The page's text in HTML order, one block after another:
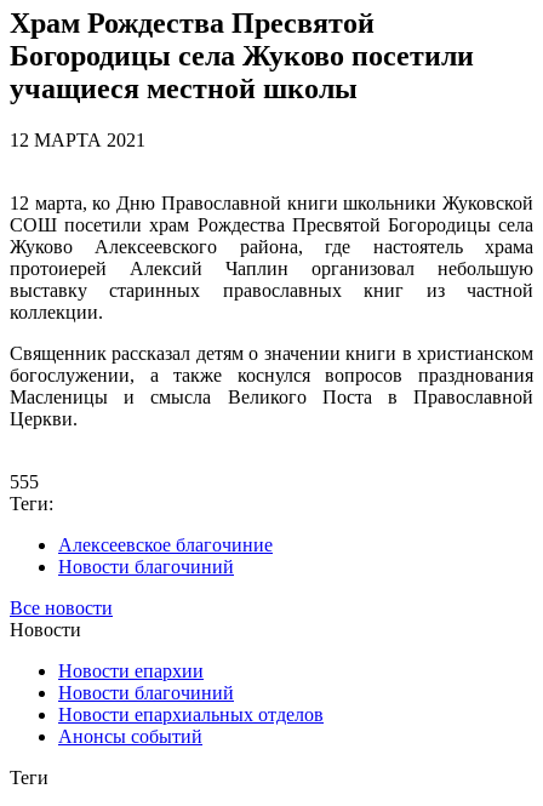
Храм Рождества Пресвятой
Богородицы села Жуково посетили
учащиеся местной школы
12 МАРТА 2021
12 марта, ко Дню Православной книги школьники Жуковской
СОШ посетили храм Рождества Пресвятой Богородицы села
Жуково Алексеевского района, где настоятель храма
протоиерей Алексий Чаплин организовал небольшую
выставку старинных православных книг из частной
коллекции.
Священник рассказал детям о значении книги в христианском
богослужении, а также коснулся вопросов празднования
Масленицы и смысла Великого Поста в Православной
Церкви.
555
Теги:
Алексеевское благочиние
Новости благочиний
Все новости
Новости
Новости епархии
Новости благочиний
Новости епархиальных отделов
Анонсы событий
Теги